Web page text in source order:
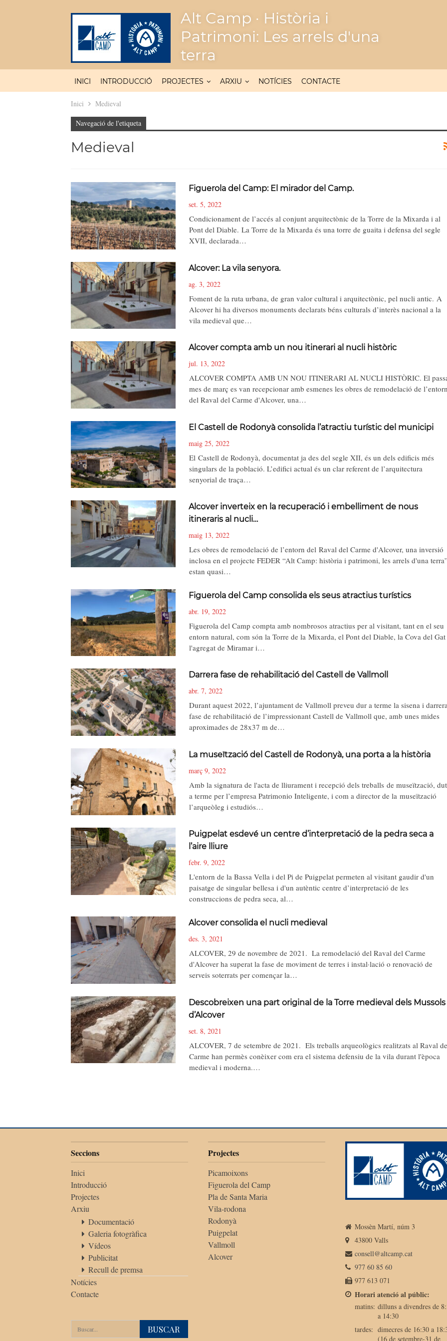
Alt Camp · Història i
Patrimoni: Les arrels d'una
terra
INICI INTRODUCCIÓ PROJECTES ARXIU NOTÍCIES CONTACTE
Inici Medieval
Navegació de l'etiqueta
Medieval
Figuerola del Camp: El mirador del Camp.
set. 5, 2022
Condicionament de l’accés al conjunt arquitectònic de la Torre de la Mixarda i al
Pont del Diable. La Torre de la Mixarda és una torre de guaita i defensa del segle
XVII, declarada…
Alcover: La vila senyora.
ag. 3, 2022
Foment de la ruta urbana, de gran valor cultural i arquitectònic, pel nucli antic. A
Alcover hi ha diversos monuments declarats béns culturals d’interès nacional a la
vila medieval que…
Alcover compta amb un nou itinerari al nucli històric
jul. 13, 2022
ALCOVER COMPTA AMB UN NOU ITINERARI AL NUCLI HISTÒRIC. El
mes de març es van recepcionar amb esmenes les obres de remodelació de
del Raval del Carme d'Alcover, una…
El Castell de Rodonyà consolida l’atractiu turístic del municipi
maig 25, 2022
El Castell de Rodonyà, documentat ja des del segle XII, és un dels edificis més
singulars de la població. L’edifici actual és un clar referent de l’arquitectura
senyorial de traça…
Alcover inverteix en la recuperació i embelliment de nous
itineraris al nucli…
maig 13, 2022
Les obres de remodelació de l’entorn del Raval del Carme d'Alcover, una inversió
inclosa en el projecte FEDER “Alt Camp: història i patrimoni, les arrels d'una
estan quasi…
Figuerola del Camp consolida els seus atractius turístics
abr. 19, 2022
Figuerola del Camp compta amb nombrosos atractius per al visitant, tant en el seu
entorn natural, com són la Torre de la Mixarda, el Pont del Diable, la Cova del
l'agregat de Miramar i…
Darrera fase de rehabilitació del Castell de Vallmoll
abr. 7, 2022
Durant aquest 2022, l’ajuntament de Vallmoll preveu dur a terme la sisena i
fase de rehabilitació de l’impressionant Castell de Vallmoll que, amb unes mides
aproximades de 28x37 m de…
La museïtzació del Castell de Rodonyà, una porta a la història
març 9, 2022
Amb la signatura de l'acta de lliurament i recepció dels treballs de museïtzació,
a terme per l’empresa Patrimonio Inteligente, i com a director de la museïtzació
l’arqueòleg i estudiós…
Puigpelat esdevé un centre d’interpretació de la pedra seca a
l’aire lliure
febr. 9, 2022
L'entorn de la Bassa Vella i del Pi de Puigpelat permeten al visitant gaudir d'un
paisatge de singular bellesa i d'un autèntic centre d’interpretació de les
construccions de pedra seca, al…
Alcover consolida el nucli medieval
des. 3, 2021
ALCOVER, 29 de novembre de 2021. La remodelació del Raval del Carme
d'Alcover ha superat la fase de moviment de terres i instal·lació o renovació de
serveis soterrats per començar la…
Descobreixen una part original de la Torre medieval dels Mussols
d’Alcover
set. 8, 2021
ALCOVER, 7 de setembre de 2021. Els treballs arqueològics realitzats al Raval
Carme han permès conèixer com era el sistema defensiu de la vila durant l'època
medieval i moderna.…
Seccions
Inici
Introducció
Projectes
Arxiu
Documentació
Galeria fotogràfica
Vídeos
Publicitat
Recull de premsa
Notícies
Contacte
Projectes
Picamoixons
Figuerola del Camp
Pla de Santa Maria
Vila-rodona
Rodonyà
Puigpelat
Vallmoll
Alcover
Mossèn Martí, núm 3
43800 Valls
consell@altcamp.cat
977 60 85 60
977 613 071
Horari atenció al públic:
matins: dilluns a divendres de
a 14:30
tardes: dimecres de 16:30 a
(16 de setembre-31 de